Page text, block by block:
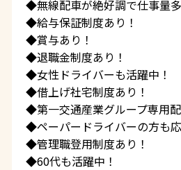
◆無線配車が絶好調で仕事量多
◆給与保証制度あり！
◆賞与あり！
◆退職金制度あり！
◆女性ドライバーも活躍中！
◆借上げ社宅制度あり！
◆第一交通産業グループ専用
◆ペーパードライバーの方も応
◆管理職登用制度あり！
◆60代も活躍中！